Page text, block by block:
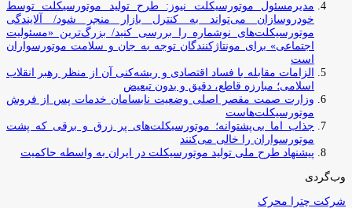
مدیرمسئول موتورسیکلت نیوز: طرح تولید موتورسیکلت توسط
خودروسازان می‌تواند به کنترل بازار منجر شود/ آلایندگی
موتورسیکلت‌های نوشماره را بررسی کنید/ بزرگ‌ترین «مسئولیت
اجتماعی» برای مونتاژکنندگان توجه به جان و سلامت موتورسواران
است
الزامات مقابله با فساد اقتصادی و ریشه‌کنی آن از منظر رهبر انقلاب
اسلامی؛ مبارزه قاطع، دقیق و بدون تبعیض
وزارت صمت مقصر اصلی وضعیت نابسامان خدمات پس از فروش
موتورسیکلت‌هاست
جذاب اما بی‌پشتوانه؛ موتورسیکلت‌های پر زرق‌ و برقی که پشت
موتورسواران را خالی می‌کنند
پیشنهاد طرح ملی تولید موتورسیکلت در ایران به واسطه حاکمیت
وب‌گردی
شرکت چترا محرک